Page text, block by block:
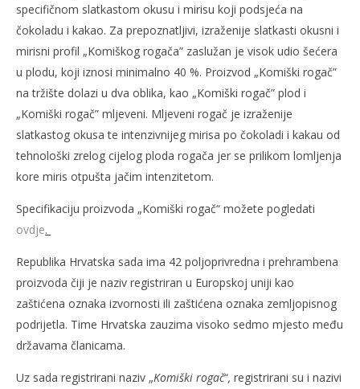
specifičnom slatkastom okusu i mirisu koji podsjeća na
čokoladu i kakao. Za prepoznatljivi, izraženije slatkasti okusni i
mirisni profil „Komiškog rogača” zaslužan je visok udio šećera
u plodu, koji iznosi minimalno 40 %. Proizvod „Komiški rogač”
na tržište dolazi u dva oblika, kao „Komiški rogač” plod i
„Komiški rogač” mljeveni. Mljeveni rogač je izraženije
slatkastog okusa te intenzivnijeg mirisa po čokoladi i kakau od
tehnološki zrelog cijelog ploda rogača jer se prilikom lomljenja
kore miris otpušta jačim intenzitetom.
Specifikaciju proizvoda „Komiški rogač“ možete pogledati
ovdje.
Republika Hrvatska sada ima 42 poljoprivredna i prehrambena
proizvoda čiji je naziv registriran u Europskoj uniji kao
zaštićena oznaka izvornosti ili zaštićena oznaka zemljopisnog
podrijetla. Time Hrvatska zauzima visoko sedmo mjesto među
državama članicama.
Uz sada registrirani naziv „Komiški rogač“, registrirani su i nazivi